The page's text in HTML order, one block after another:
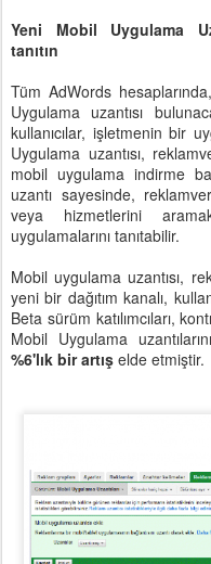
Yeni Mobil Uygulama
tanıtın
Tüm AdWords
Uygulama uzantısı
kullanıcılar, işletmenin bir
Uygulama uzantısı,
mobil uygulama indirme
uzantı sayesinde,
veya hizmetlerini
uygulamalarını tanıtabilir.
Mobil uygulama uzantısı,
yeni bir dağıtım kanalı,
Beta sürüm katılımcıları,
Mobil Uygulama
%6'lık bir artış elde etmiştir.